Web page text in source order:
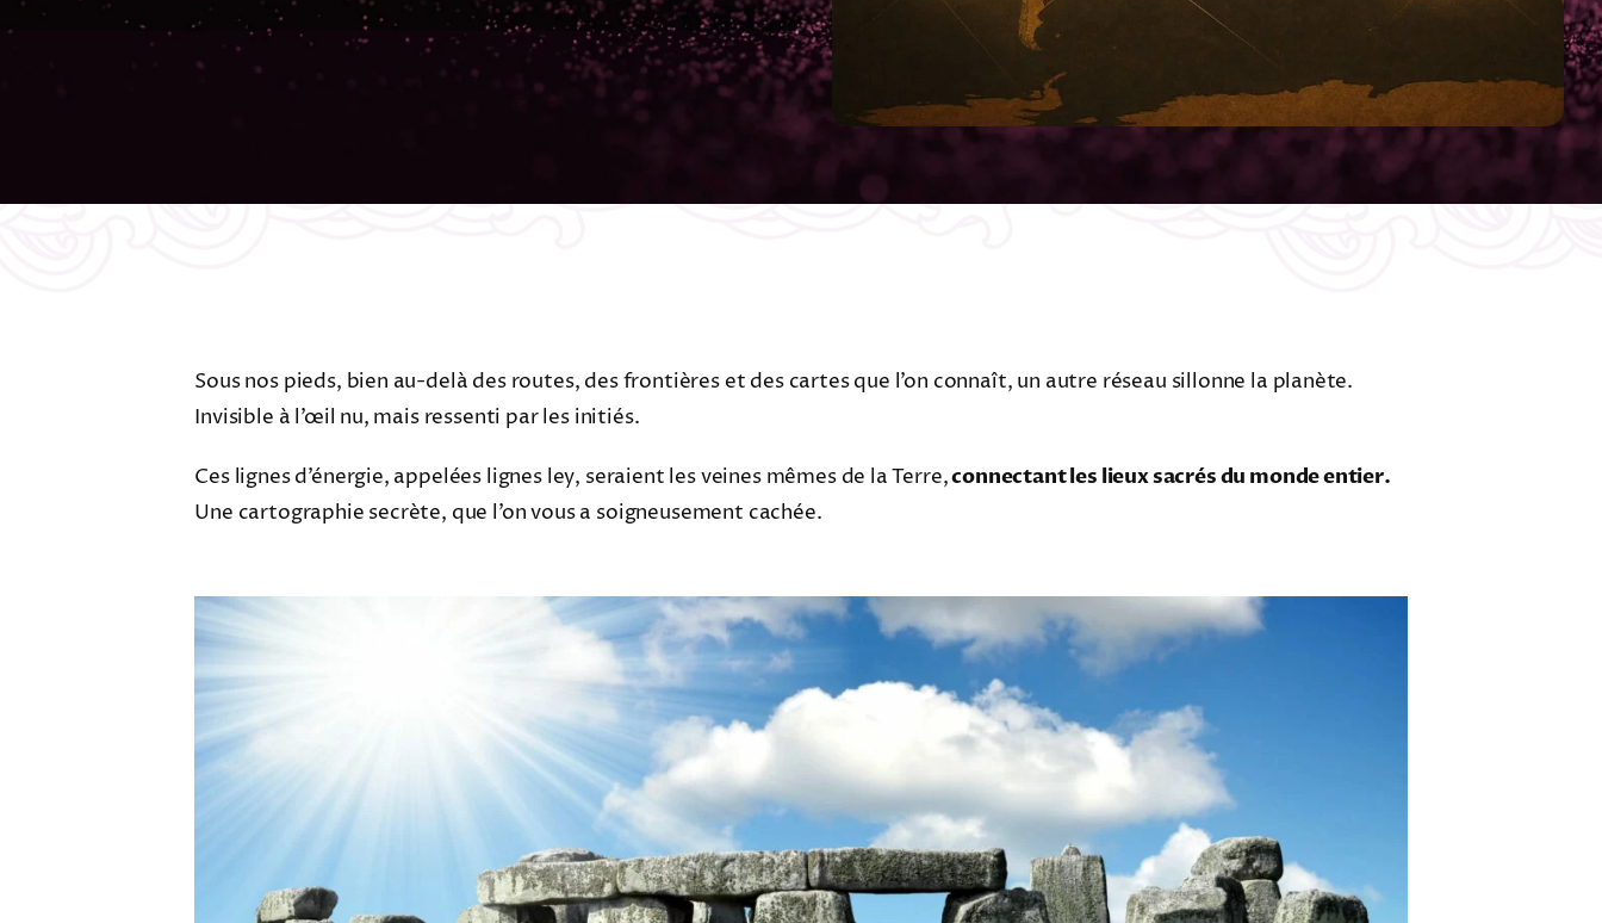
Sous nos pieds, bien au-delà des routes, des frontières et des cartes que l’on connaît, un autre réseau sillonne la planète.
Invisible à l’œil nu, mais ressenti par les initiés.
Ces lignes d’énergie, appelées lignes ley, seraient les veines mêmes de la Terre,connectant les lieux sacrés du monde entier.
Une cartographie secrète, que l’on vous a soigneusement cachée.